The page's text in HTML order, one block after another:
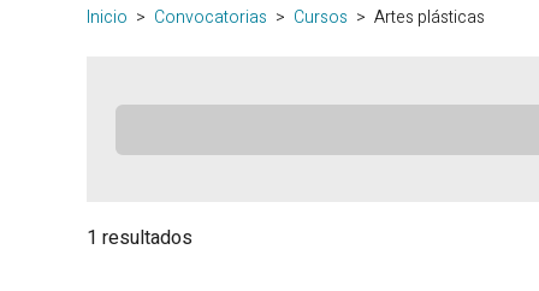
Inicio Convocatorias Cursos Artes plásticas
1 resultados